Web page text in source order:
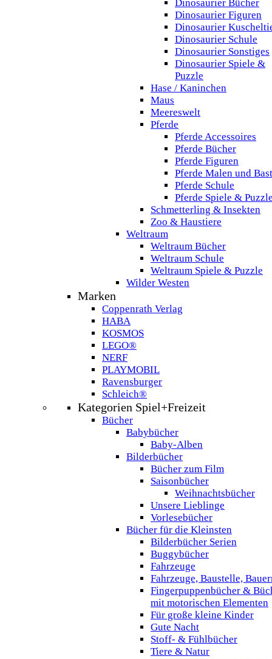
Dinosaurier Bücher
Dinosaurier Figuren
Dinosaurier
Dinosaurier Schule
Dinosaurier Sonstiges
Dinosaurier Spiele &
Puzzle
Hase / Kaninchen
Maus
Meereswelt
Pferde
Pferde Accessoires
Pferde Bücher
Pferde Figuren
Pferde Malen und
Pferde Schule
Pferde Spiele &
Schmetterling & Insekten
Zoo & Haustiere
Weltraum
Weltraum Bücher
Weltraum Schule
Weltraum Spiele & Puzzle
Wilder Westen
Marken
Coppenrath Verlag
HABA
KOSMOS
LEGO®
NERF
PLAYMOBIL
Ravensburger
Schleich®
Kategorien Spiel+Freizeit
Bücher
Babybücher
Baby-Alben
Bilderbücher
Bücher zum Film
Saisonbücher
Weihnachtsbücher
Unsere Lieblinge
Vorlesebücher
Bücher für die Kleinsten
Bilderbücher Serien
Buggybücher
Fahrzeuge
Fahrzeuge, Baustelle,
Fingerpuppenbücher &
mit motorischen Elementen
Für große kleine Kinder
Gute Nacht
Stoff- & Fühlbücher
Tiere & Natur